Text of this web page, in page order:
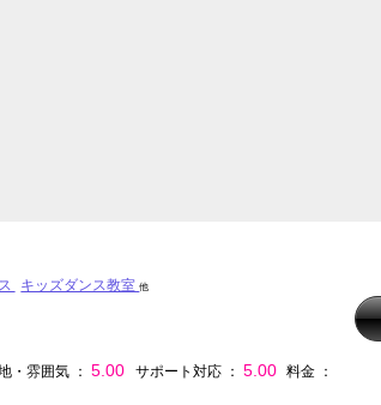
キッズダンス教室他
・雰囲気 ： 5.00 サポート対応 ： 5.00 料金 ：